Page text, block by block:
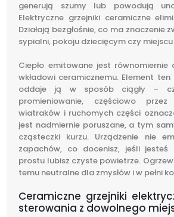
generują szumy lub powodują
Elektryczne grzejniki ceramiczne
Działają bezgłośnie, co ma znaczenie
sypialni, pokoju dziecięcym czy
Ciepło emitowane jest równomiernie
wkładowi ceramicznemu. Element
oddaje ją w sposób ciągły –
promieniowanie, częściowo
wiatraków i ruchomych części
jest nadmiernie poruszane, a tym
cząsteczki kurzu. Urządzenie nie
zapachów, co docenisz, jeśli
prostu lubisz czyste powietrze.
temu neutralne dla zmysłów i w pełni
Ceramiczne grzejniki
sterowania z dowolnego